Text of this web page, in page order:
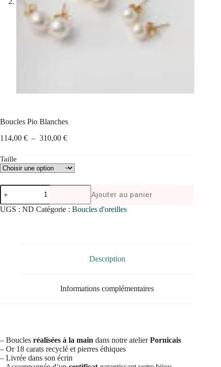
Boucles Pio Blanches
114,00 € – 310,00 €Plage
114,00 €
à
Taille
quantité
de
Boucles
Pio
Ajouter au panier
UGS : ND Catégorie : Boucles d'oreilles
Description
Informations complémentaires
– Boucles réalisées à la main dans notre atelierPornicais
– Or 18 carats recyclé et pierres éthiques
– Livrée dans son écrin